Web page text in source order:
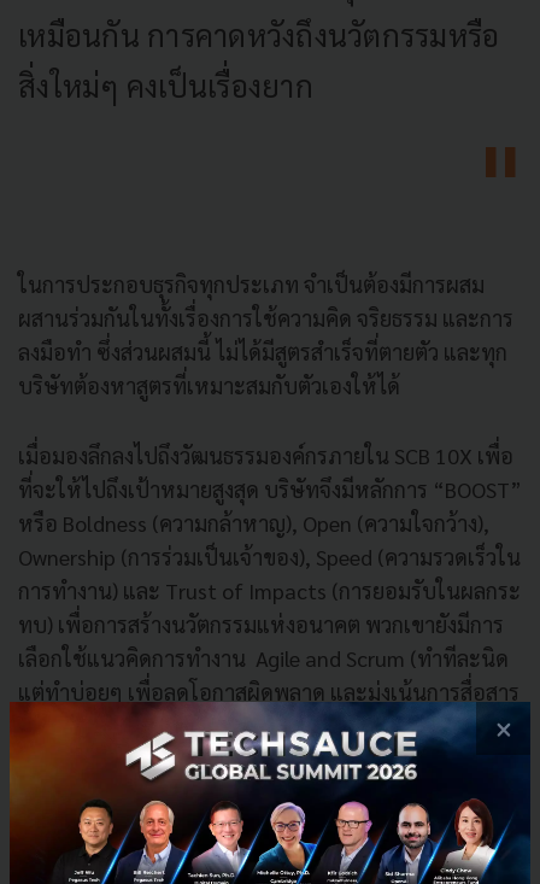
เหมือนกัน การคาดหวังถึงนวัตกรรมหรือ
สิ่งใหม่ๆ คงเป็นเรื่องยาก
ในการประกอบธุรกิจทุกประเภท จำเป็นต้องมีการผสม
ผสานร่วมกันในทั้งเรื่องการใช้ความคิด จริยธรรม และการ
ลงมือทำ ซึ่งส่วนผสมนี้ ไม่ได้มีสูตรสำเร็จที่ตายตัว และทุก
บริษัทต้องหาสูตรที่เหมาะสมกับตัวเองให้ได้
เมื่อมองลึกลงไปถึงวัฒนธรรมองค์กรภายใน SCB 10X เพื่อ
ที่จะให้ไปถึงเป้าหมายสูงสุด บริษัทจึงมีหลักการ “BOOST”
หรือ Boldness (ความกล้าหาญ), Open (ความใจกว้าง),
Ownership (การร่วมเป็นเจ้าของ), Speed (ความรวดเร็วใน
การทำงาน) และ Trust of Impacts (การยอมรับในผลกระ
ทบ) เพื่อการสร้างนวัตกรรมแห่งอนาคต พวกเขายังมีการ
เลือกใช้แนวคิดการทำงาน Agile and Scrum (ทำทีละนิด
แต่ทำบ่อยๆ เพื่อลดโอกาสผิดพลาด และมุ่งเน้นการสื่อสาร
เป็นหลัก) ในทุกๆ วันของการทำงาน พวกเขายังต้องมีการ
ประชุมในทุกเช้า เพื่อแลกเปลี่ยนความรู้และประสบการณ์
คุณกวีวุฒิ ยังได้เสริมต่ออีกว่า ผู้ที่ช่วยอำนวยความสะดวก
ในที่ทำงานก็มีความสำคัญ ไม่แพ้บุคคลากรในบริษัท
เพราะพวกเขาคือผู้สร้างบรรยากาศการทำงานให้มีความ
×